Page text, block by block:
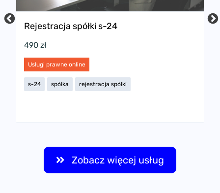
Rejestracja spółki s-24
490 zł
Usługi prawne online
s-24 spółka rejestracja spółki
Zobacz więcej usług